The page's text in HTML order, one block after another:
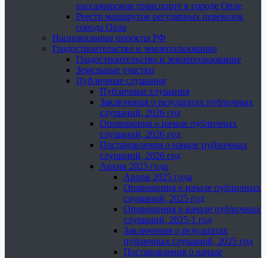
пассажирском транспорте в городе Орле
Реестр маршрутов регулярных перевозок
города Орла
Национальные проекты РФ
Градостроительство и землепользование
Градостроительство и землепользование
Земельные участки
Публичные слушания
Публичные слушания
Заключения о результатах публичных
слушаний, 2026 год
Оповещения о начале публичных
слушаний, 2026 год
Постановления о начале публичных
слушаний, 2026 год
Архив 2025 года
Архив 2025 года
Оповещения о начале публичных
слушаний, 2025 год
Оповещения о начале публичных
слушаний, 2025-1 год
Заключения о результатах
публичных слушаний, 2025 год
Постановления о начале